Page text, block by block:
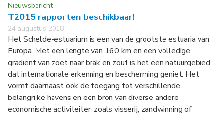
Nieuwsbericht
T2015 rapporten beschikbaar!
24 augustus 2018
Het Schelde-estuarium is een van de grootste estuaria van
Europa. Met een lengte van 160 km en een volledige
gradiënt van zoet naar brak en zout is het een natuurgebied
dat internationale erkenning en bescherming geniet. Het
vormt daarnaast ook de toegang tot verschillende
belangrijke havens en een bron van diverse andere
economische activiteiten zoals visserij, zandwinning of